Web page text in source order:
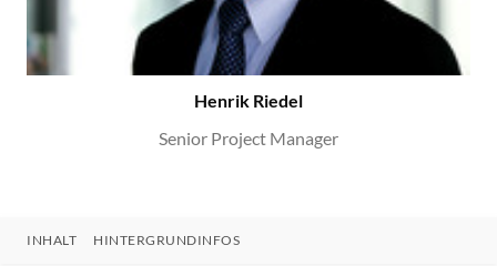
Henrik Riedel
Senior Project Manager
INHALT HINTERGRUNDINFOS